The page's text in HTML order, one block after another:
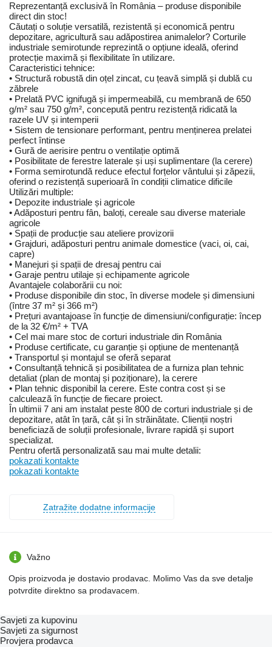
Reprezentanță exclusivă în România – produse disponibile
direct din stoc!
Căutați o soluție versatilă, rezistentă și economică pentru
depozitare, agricultură sau adăpostirea animalelor? Corturile
industriale semirotunde reprezintă o opțiune ideală, oferind
protecție maximă și flexibilitate în utilizare.
Caracteristici tehnice:
• Structură robustă din oțel zincat, cu țeavă simplă și dublă cu
zăbrele
• Prelată PVC ignifugă și impermeabilă, cu membrană de 650
g/m² sau 750 g/m², concepută pentru rezistență ridicată la
razele UV și intemperii
• Sistem de tensionare performant, pentru menținerea prelatei
perfect întinse
• Gură de aerisire pentru o ventilație optimă
• Posibilitate de ferestre laterale și uși suplimentare (la cerere)
• Forma semirotundă reduce efectul forțelor vântului și zăpezii,
oferind o rezistență superioară în condiții climatice dificile
Utilizări multiple:
• Depozite industriale și agricole
• Adăposturi pentru fân, baloți, cereale sau diverse materiale
agricole
• Spații de producție sau ateliere provizorii
• Grajduri, adăposturi pentru animale domestice (vaci, oi, cai,
capre)
• Manejuri și spații de dresaj pentru cai
• Garaje pentru utilaje și echipamente agricole
Avantajele colaborării cu noi:
• Produse disponibile din stoc, în diverse modele și dimensiuni
(între 37 m² și 366 m²)
• Prețuri avantajoase în funcție de dimensiuni/configurație: încep
de la 32 €/m² + TVA
• Cel mai mare stoc de corturi industriale din România
• Produse certificate, cu garanție și opțiune de mentenanță
• Transportul și montajul se oferă separat
• Consultanță tehnică și posibilitatea de a furniza plan tehnic
detaliat (plan de montaj și poziționare), la cerere
• Plan tehnic disponibil la cerere. Este contra cost și se
calculează în funcție de fiecare proiect.
În ultimii 7 ani am instalat peste 800 de corturi industriale și de
depozitare, atât în țară, cât și în străinătate. Clienții noștri
beneficiază de soluții profesionale, livrare rapidă și suport
specializat.
Pentru ofertă personalizată sau mai multe detalii:
pokazati kontakte
pokazati kontakte
Zatražite dodatne informacije
Važno
Opis proizvoda je dostavio prodavac. Molimo Vas da sve detalje
potvrdite direktno sa prodavacem.
Savjeti za kupovinu
Savjeti za sigurnost
Provjera prodavca